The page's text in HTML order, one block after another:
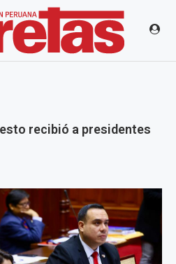
recibió a presidentes